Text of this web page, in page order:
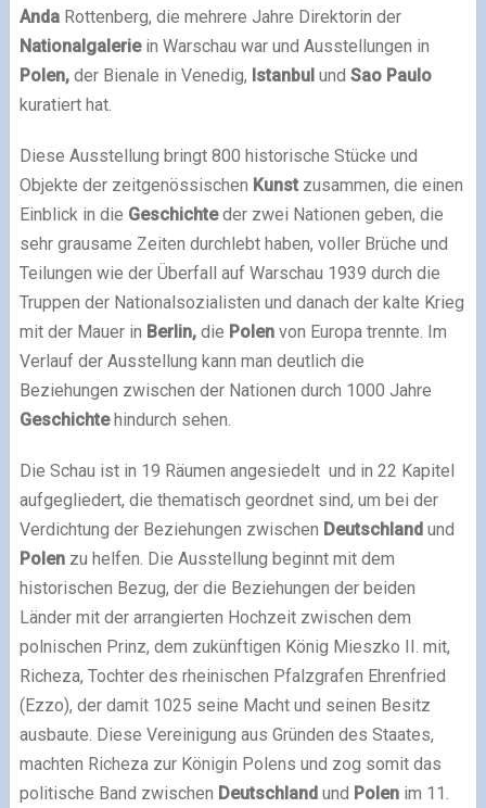
AndaRottenberg, die mehrere Jahre Direktorin der
Nationalgaleriein Warschau war und Ausstellungen in
Polen,der Bienale in Venedig, Istanbul und Sao Paulo
kuratiert hat.
Diese Ausstellung bringt 800 historische Stücke und
Objekte der zeitgenössischen Kunstzusammen, die einen
Einblick in die Geschichteder zwei Nationen geben, die
sehr grausame Zeiten durchlebt haben, voller Brüche und
Teilungen wie der Überfall auf Warschau 1939 durch die
Truppen der Nationalsozialisten und danach der kalte Krieg
mit der Mauer in Berlin,die Polenvon Europa trennte. Im
Verlauf der Ausstellung kann man deutlich die
Beziehungen zwischen der Nationen durch 1000 Jahre
Geschichtehindurch sehen.
Die Schau ist in 19 Räumen angesiedelt und in 22 Kapitel
aufgegliedert, die thematisch geordnet sind, um bei der
Verdichtung der Beziehungen zwischen Deutschland und
Polenzu helfen. Die Ausstellung beginnt mit dem
historischen Bezug, der die Beziehungen der beiden
Länder mit der arrangierten Hochzeit zwischen dem
polnischen Prinz, dem zukünftigen König Mieszko II. mit,
Richeza, Tochter des rheinischen Pfalzgrafen Ehrenfried
(Ezzo), der damit 1025 seine Macht und seinen Besitz
ausbaute. Diese Vereinigung aus Gründen des Staates,
machten Richeza zur Königin Polens und zog somit das
politische Band zwischen Deutschland und Polenim 11.